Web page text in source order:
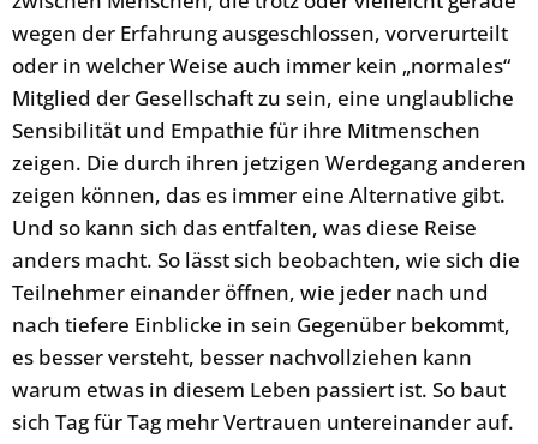
wegen der Erfahrung ausgeschlossen, vorverurteilt
oder in welcher Weise auch immer kein „normales“
Mitglied der Gesellschaft zu sein, eine unglaubliche
Sensibilität und Empathie für ihre Mitmenschen
zeigen. Die durch ihren jetzigen Werdegang anderen
zeigen können, das es immer eine Alternative gibt.
Und so kann sich das entfalten, was diese Reise
anders macht. So lässt sich beobachten, wie sich die
Teilnehmer einander öffnen, wie jeder nach und
nach tiefere Einblicke in sein Gegenüber bekommt,
es besser versteht, besser nachvollziehen kann
warum etwas in diesem Leben passiert ist. So baut
sich Tag für Tag mehr Vertrauen untereinander auf.